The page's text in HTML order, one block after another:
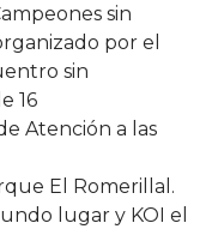
sin
por el
sin
16
Atención a las
El Romerillal.
lugar y KOI el